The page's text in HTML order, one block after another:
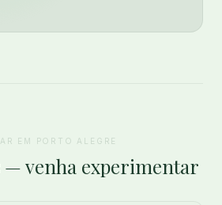
EM PORTO ALEGRE
— venha experimentar